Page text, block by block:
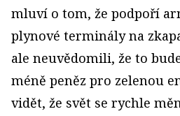
mluví o tom, že podpoří
plynové terminály na
ale neuvědomili, že to
méně peněz pro zelenou
vidět, že svět se rychle